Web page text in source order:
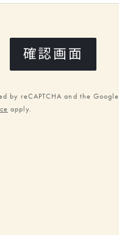
by reCAPTCHA and the Google
apply.